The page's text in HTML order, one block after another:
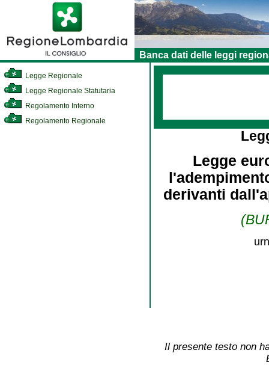
Banca dati delle leggi
Legge Regionale
Legge Regionale Statutaria
Regolamento Interno
Regolamento Regionale
Legge
derivanti
Il presente testo non